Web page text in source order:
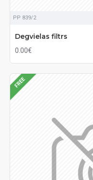
PP 839/2
Degvielas filtrs
0.00€
FREE